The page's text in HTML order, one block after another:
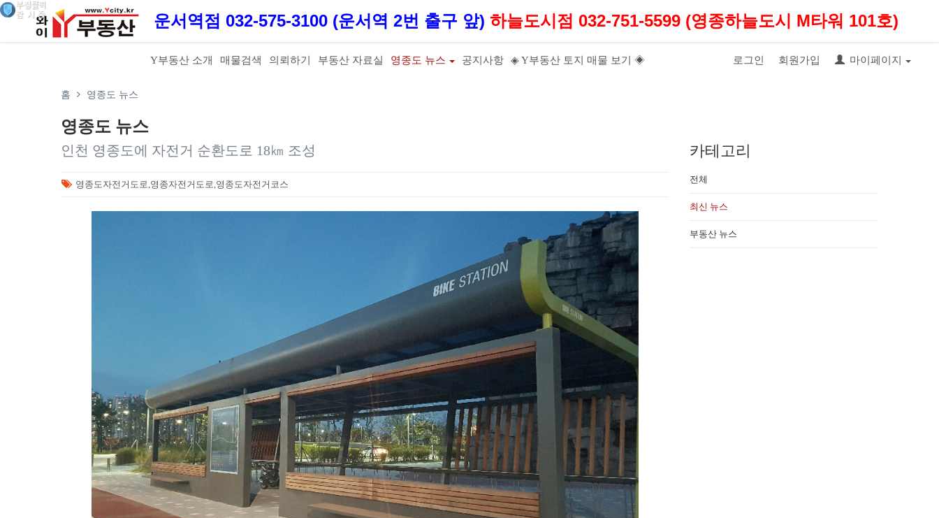
운서역점 032-575-3100 (운서역 2번 출구 앞) 하늘도시점 032-751-5599 (영종하늘도시 M타워 101호)
로그인 회원가입 마이페이지
Y부동산 소개 매물검색 의뢰하기 부동산 자료실 영종도 뉴스 공지사항 ◈ Y부동산 토지 매물 보기 ◈
홈 영종도 뉴스
영종도 뉴스
인천 영종도에 자전거 순환도로 18㎞ 조성
영종도자전거도로,영종자전거도로,영종도자전거코스
카테고리
전체
최신 뉴스
부동산 뉴스